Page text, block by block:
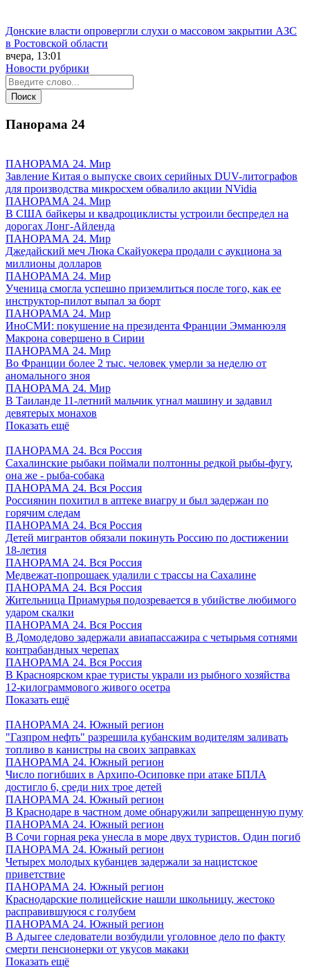
Донские власти опровергли слухи о массовом закрытии АЗС
в Ростовской области
вчера, 13:01
Новости рубрики
Панорама 24
ПАНОРАМА 24. Мир
Завление Китая о выпуске своих серийных DUV-литографов
для производства микросхем обвалило акции NVidia
ПАНОРАМА 24. Мир
В США байкеры и квадроциклисты устроили беспредел на
дорогах Лонг-Айленда
ПАНОРАМА 24. Мир
Джедайский меч Люка Скайуокера продали с аукциона за
миллионы долларов
ПАНОРАМА 24. Мир
Ученица смогла успешно приземлиться после того, как ее
инструктор-пилот выпал за борт
ПАНОРАМА 24. Мир
ИноСМИ: покушение на президента Франции Эмманюэля
Макрона совершено в Сирии
ПАНОРАМА 24. Мир
Во Франции более 2 тыс. человек умерли за неделю от
аномального зноя
ПАНОРАМА 24. Мир
В Таиланде 11-летний мальчик угнал машину и задавил
девятерых монахов
Показать ещё
ПАНОРАМА 24. Вся Россия
Сахалинские рыбаки поймали полтонны редкой рыбы-фугу,
она же - рыба-собака
ПАНОРАМА 24. Вся Россия
Россиянин похитил в аптеке виагру и был задержан по
горячим следам
ПАНОРАМА 24. Вся Россия
Детей мигрантов обязали покинуть Россию по достижении
18-летия
ПАНОРАМА 24. Вся Россия
Медвежат-попрошаек удалили с трассы на Сахалине
ПАНОРАМА 24. Вся Россия
Жительница Приамурья подозревается в убийстве любимого
ударом скалки
ПАНОРАМА 24. Вся Россия
В Домодедово задержали авиапассажира с четырьмя сотнями
контрабандных черепах
ПАНОРАМА 24. Вся Россия
В Красноярском крае туристы украли из рыбного хозяйства
12-килограммового живого осетра
Показать ещё
ПАНОРАМА 24. Южный регион
"Газпром нефть" разрешила кубанским водителям заливать
топливо в канистры на своих заправках
ПАНОРАМА 24. Южный регион
Число погибших в Архипо-Осиповке при атаке БПЛА
достигло 6, среди них трое детей
ПАНОРАМА 24. Южный регион
В Краснодаре в частном доме обнаружили запрещенную пуму
ПАНОРАМА 24. Южный регион
В Сочи горная река унесла в море двух туристов. Один погиб
ПАНОРАМА 24. Южный регион
Четырех молодых кубанцев задержали за нацистское
приветствие
ПАНОРАМА 24. Южный регион
Краснодарские полицейские нашли школьницу, жестоко
расправившуюся с голубем
ПАНОРАМА 24. Южный регион
В Адыгее следователи возбудили уголовное дело по факту
смерти пенсионерки от укусов макаки
Показать ещё